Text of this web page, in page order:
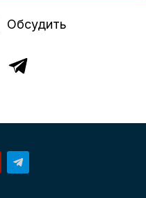
Обсудить